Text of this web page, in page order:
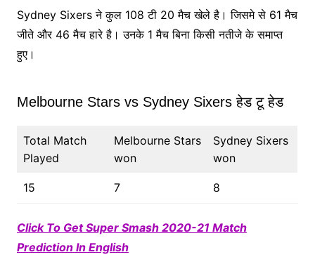
Sydney Sixers ने कुल 108 टी 20 मैच खेले है। जिसमे से 61 मैच
जीते और 46 मैच हारे है। उनके 1 मैच बिना किसी नतीजे के समाप्त
हुए।
Melbourne Stars vs Sydney Sixers हेड टू हेड
Total Match
Played
Melbourne Stars
won
Sydney Sixers
won
15 7 8
Click To Get Super Smash 2020-21 Match
Prediction In English